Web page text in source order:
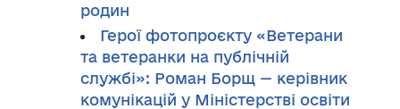
родин
Герої фотопроєкту «Ветерани
та ветеранки на публічній
службі»: Роман Борщ — керівник
комунікацій у Міністерстві освіти